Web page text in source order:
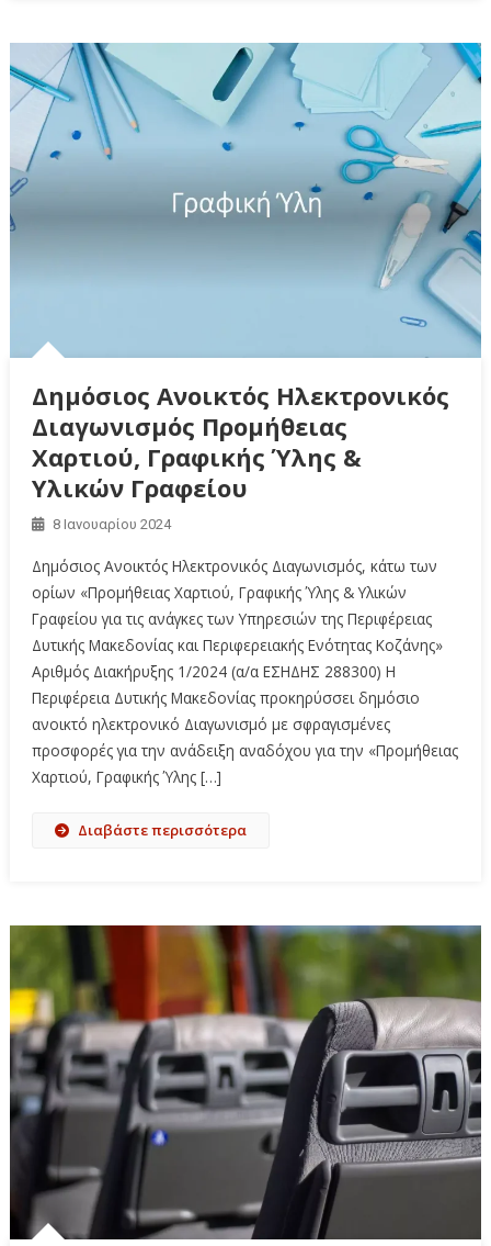
Δημόσιος Ανοικτός Ηλεκτρονικός
Διαγωνισμός Προμήθειας
Χαρτιού, Γραφικής Ύλης &
Υλικών Γραφείου
8 Ιανουαρίου 2024
Δημόσιος Ανοικτός Ηλεκτρονικός Διαγωνισμός, κάτω των
ορίων «Προμήθειας Χαρτιού, Γραφικής Ύλης & Υλικών
Γραφείου για τις ανάγκες των Υπηρεσιών της Περιφέρειας
Δυτικής Μακεδονίας και Περιφερειακής Ενότητας Κοζάνης»
Αριθμός Διακήρυξης 1/2024 (α/α ΕΣΗΔΗΣ 288300) Η
Περιφέρεια Δυτικής Μακεδονίας προκηρύσσει δημόσιο
ανοικτό ηλεκτρονικό Διαγωνισμό με σφραγισμένες
προσφορές για την ανάδειξη αναδόχου για την «Προμήθειας
Χαρτιού, Γραφικής Ύλης […]
Διαβάστε περισσότερα